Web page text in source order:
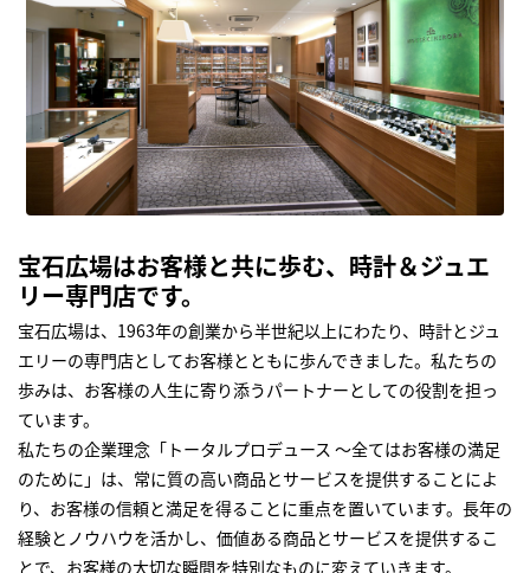
宝石広場はお客様と共に歩む、時計＆ジュエ
リー専門店です。
宝石広場は、1963年の創業から半世紀以上にわたり、時計とジュ
エリーの専門店としてお客様とともに歩んできました。私たちの
歩みは、お客様の人生に寄り添うパートナーとしての役割を担っ
ています。
私たちの企業理念「トータルプロデュース ～全てはお客様の満足
のために」は、常に質の高い商品とサービスを提供することによ
り、お客様の信頼と満足を得ることに重点を置いています。長年の
経験とノウハウを活かし、価値ある商品とサービスを提供するこ
とで、お客様の大切な瞬間を特別なものに変えていきます。